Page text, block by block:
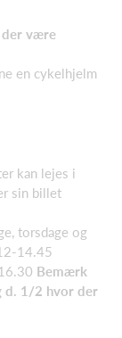
der være
en cykelhjelm
kan lejes i
sin billet
torsdage og
14.45
Bemærk
d. 1/2 hvor der